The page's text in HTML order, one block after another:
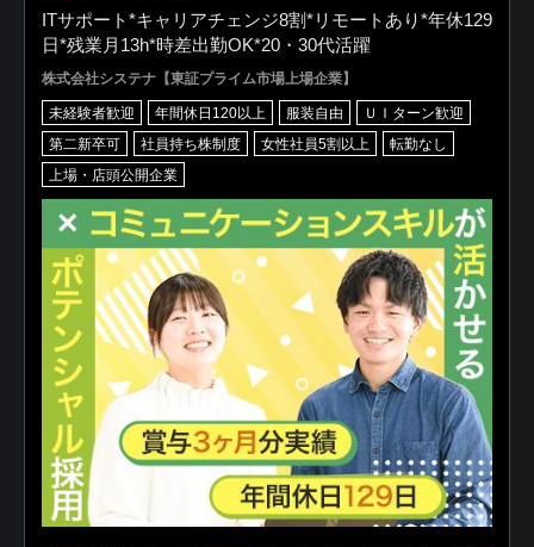
ITサポート*キャリアチェンジ8割*リモートあり*年休129
日*残業月13h*時差出勤OK*20・30代活躍
株式会社システナ【東証プライム市場上場企業】
未経験者歓迎 年間休日120以上 服装自由
ＵＩターン歓迎
第二新卒可
社員持ち株制度 女性社員5割以上
転勤なし
上場・店頭公開企業